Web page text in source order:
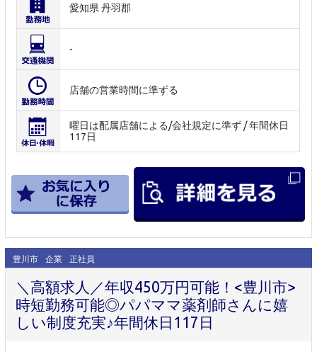
愛知県 丹羽郡
-
店舗の営業時間に準ずる
曜日は配属店舗による/会社規定に準ず / 年間休日
117日
豊川市 企業 正社員
＼高額求人／年収450万円可能！<豊川市>
時短勤務可能◎パパママ薬剤師さんに嬉
しい制度充実♪年間休日117日